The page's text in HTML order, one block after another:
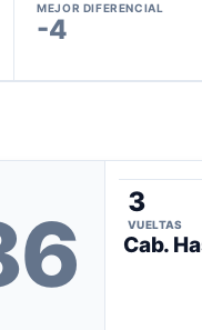
MEJOR DIFERENCIAL
-4
Cab.
3
VUELTAS